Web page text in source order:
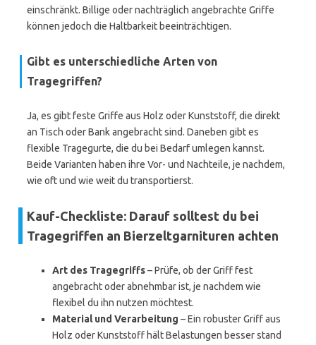
einschränkt. Billige oder nachträglich angebrachte Griffe
können jedoch die Haltbarkeit beeinträchtigen.
Gibt es unterschiedliche Arten von
Tragegriffen?
Ja, es gibt feste Griffe aus Holz oder Kunststoff, die direkt
an Tisch oder Bank angebracht sind. Daneben gibt es
flexible Tragegurte, die du bei Bedarf umlegen kannst.
Beide Varianten haben ihre Vor- und Nachteile, je nachdem,
wie oft und wie weit du transportierst.
Kauf-Checkliste: Darauf solltest du bei
Tragegriffen an Bierzeltgarnituren achten
Art des Tragegriffs– Prüfe, ob der Griff fest
angebracht oder abnehmbar ist, je nachdem wie
flexibel du ihn nutzen möchtest.
Material und Verarbeitung – Ein robuster Griff aus
Holz oder Kunststoff hält Belastungen besser stand